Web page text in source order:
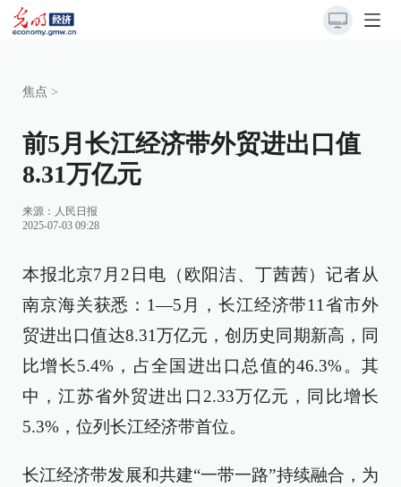
焦点 >
前5月长江经济带外贸进出口值
8.31万亿元
来源： 人民日报
2025-07-03 09:28
本报北京7月2日电（欧阳洁、丁茜茜）记者从
南京海关获悉：1—5月，长江经济带11省市外
贸进出口值达8.31万亿元，创历史同期新高，同
比增长5.4%，占全国进出口总值的46.3%。其
中，江苏省外贸进出口2.33万亿元，同比增长
5.3%，位列长江经济带首位。
长江经济带发展和共建“一带一路”持续融合，为